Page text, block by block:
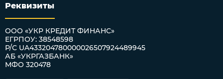
Реквизиты
ООО «УКР КРЕДИТ ФИНАНС»
ЕГРПОУ: 38548598
Р/С UA433204780000026507924489945
АБ «УКРГАЗБАНК»
МФО 320478